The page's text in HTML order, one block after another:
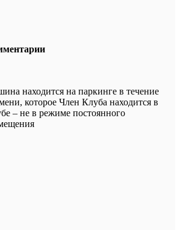
находится на паркинге в течение
которое Член Клуба находится в
– не в режиме постоянного